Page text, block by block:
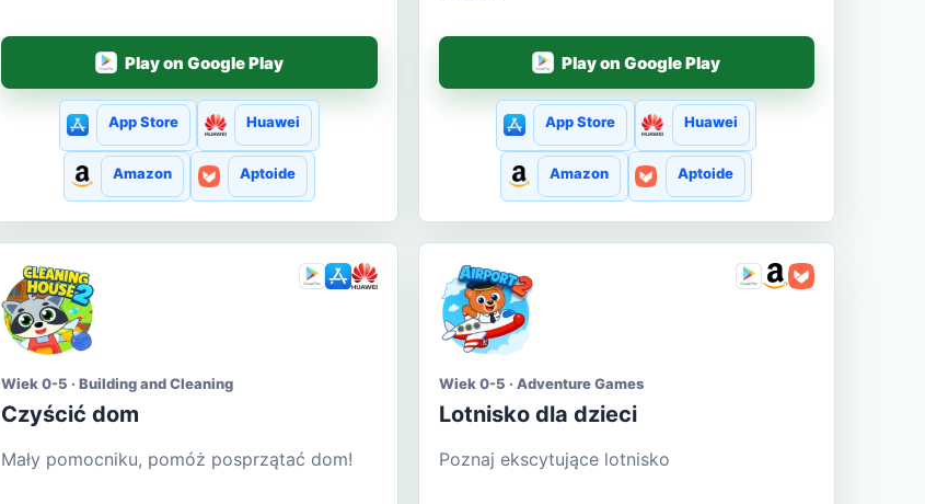
Play on Google Play
App Store Huawei
Amazon Aptoide
Play on Google Play
App Store Huawei
Amazon Aptoide
Wiek 0-5 · Building and Cleaning
Czyścić dom
Mały pomocniku, pomóż posprzątać dom!
Wiek 0-5 · Adventure Games
Lotnisko dla dzieci
Poznaj ekscytujące lotnisko